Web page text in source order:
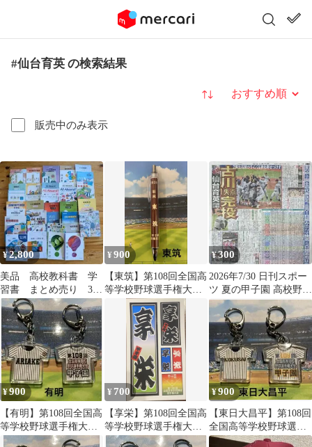
#仙台育英 の検索結果
販売中のみ表示
並び替え
¥2,800
美品 高校教科書 学
習書 まとめ売り 39
冊 通信制高校 高卒認
定 学び直し
¥900
【東筑】第108回全国高
等学校野球選手権大会
記念ボールペン【他の
学校も可能】
¥300
2026年7/30 日刊スポー
ツ 夏の甲子園 高校野球
全49代表決定 仙台育英
¥900
【有明】第108回全国高
等学校野球選手権大会
記念キーホルダー
¥ 700
【享栄】第108回全国高
等学校野球選手権大会
記念ステッカー
¥900
【東日大昌平】第108回
全国高等学校野球選手
権大会記念キーホルダ